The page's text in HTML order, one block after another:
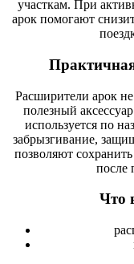
участкам. При
арок помогают
Расширители арок
полезный
используется по
забрызгивание,
позволяют
после
Что